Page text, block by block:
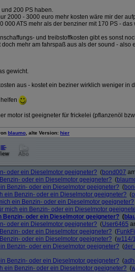
200 PS haben.
2000 - 3000 euro mehr kosten wäre mir der
000 ATS mehr als der benziner mit 170 PS - das
und treibstoffkosten gibt es sonst
mehr am fahrspaß aus als der sound - also
gewicht.
aus - kostet ein beziner wirklich weniger in
motor ist geeigneter für frickelei (pflanzenöl
blaumo , alte Version: hier
oder ein Dieselmotor geeigneter? (bond007
oder ein Dieselmotor geeigneter? (
Benzin- oder ein Dieselmotor geeigneter? (
ein Benzin- oder ein Dieselmotor geeigneter? (
ein Benzin- oder ein Dieselmotor geeigneter?
mich ein Benzin- oder ein Dieselmotor
Benzin- oder ein Dieselmotor geeigneter? (
oder ein Dieselmotor geeigneter? (User6465
oder ein Dieselmotor geeigneter? (
oder ein Dieselmotor geeigneter? (w114/
Benzin- oder ein Dieselmotor geeigneter? (
Benzin- oder ein Dieselmotor geeigneter? (
ein Benzin- oder ein Dieselmotor geeigneter? (